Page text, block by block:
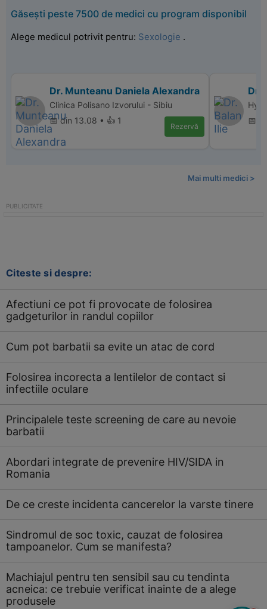
Găsești peste 7500 de medici cu program disponibil
Alege medicul potrivit pentru: Sexologie .
Dr. Munteanu Daniela Alexandra
Clinica Polisano Izvorului - Sibiu
📅 din 13.08 • 👍 1
Rezervă
Dr.
📅
Mai multi medici >
Citeste si despre:
Afectiuni ce pot fi provocate de folosirea
gadgeturilor in randul copiilor
Cum pot barbatii sa evite un atac de cord
Folosirea incorecta a lentilelor de contact si
infectiile oculare
Principalele teste screening de care au nevoie
barbatii
Abordari integrate de prevenire HIV/SIDA in
Romania
De ce creste incidenta cancerelor la varste tinere
Sindromul de soc toxic, cauzat de folosirea
tampoanelor. Cum se manifesta?
Machiajul pentru ten sensibil sau cu tendinta
acneica: ce trebuie verificat inainte de a alege
produsele